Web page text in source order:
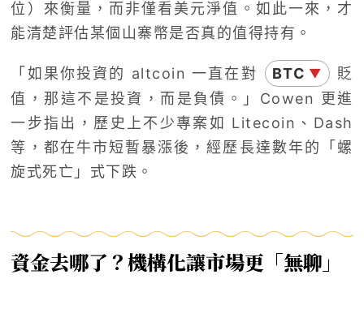
位）來衡量，而非僅看美元淨值。如此一來，才
能清楚評估某個山寨幣是否真的值得持有。
「如果你投資的 altcoin 一直在對 BTC ▼
貶
值，那這不是投資，而是負債。」Cowen 更進
一步指出，歷史上不少專案如 Litecoin、Dash
等，都在牛市短暫暴漲後，經歷長達數年的「螺
旋式死亡」式下跌。
資金去哪了？機構化讓市場更「無聊」